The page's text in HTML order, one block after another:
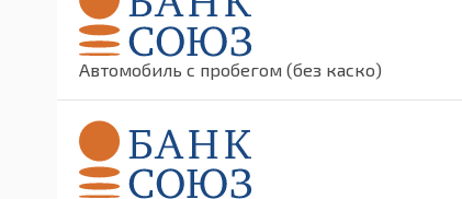
Автомобиль с пробегом (без каско)